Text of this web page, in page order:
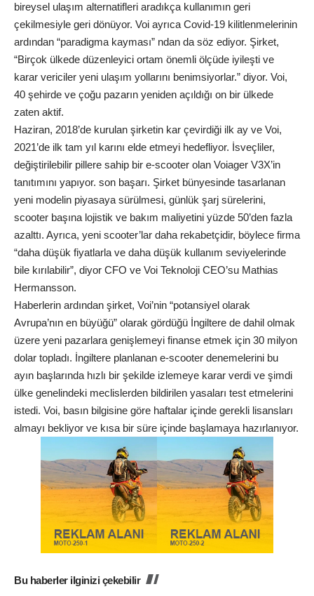
bireysel ulaşım alternatifleri aradıkça kullanımın geri
çekilmesiyle geri dönüyor. Voi ayrıca Covid-19 kilitlenmelerinin
ardından “paradigma kayması” ndan da söz ediyor. Şirket,
“Birçok ülkede düzenleyici ortam önemli ölçüde iyileşti ve
karar vericiler yeni ulaşım yollarını benimsiyorlar.” diyor. Voi,
40 şehirde ve çoğu pazarın yeniden açıldığı on bir ülkede
zaten aktif.
Haziran, 2018’de kurulan şirketin kar çevirdiği ilk ay ve Voi,
2021’de ilk tam yıl karını elde etmeyi hedefliyor. İsveçliler,
değiştirilebilir pillere sahip bir e-scooter olan Voiager V3X’in
tanıtımını yapıyor. son başarı. Şirket bünyesinde tasarlanan
yeni modelin piyasaya sürülmesi, günlük şarj sürelerini,
scooter başına lojistik ve bakım maliyetini yüzde 50’den fazla
azalttı. Ayrıca, yeni scooter’lar daha rekabetçidir, böylece firma
“daha ​​düşük fiyatlarla ve daha düşük kullanım seviyelerinde
bile kırılabilir”, diyor CFO ve Voi Teknoloji CEO’su Mathias
Hermansson.
Haberlerin ardından şirket, Voi’nin “potansiyel olarak
Avrupa’nın en büyüğü” olarak gördüğü İngiltere de dahil olmak
üzere yeni pazarlara genişlemeyi finanse etmek için 30 milyon
dolar topladı. İngiltere planlanan e-scooter denemelerini bu
ayın başlarında hızlı bir şekilde izlemeye karar verdi ve şimdi
ülke genelindeki meclislerden bildirilen yasaları test etmelerini
istedi. Voi, basın bilgisine göre haftalar içinde gerekli lisansları
almayı bekliyor ve kısa bir süre içinde başlamaya hazırlanıyor.
Bu haberler ilginizi çekebilir